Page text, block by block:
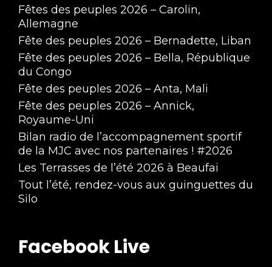
Fêtes des peuples 2026 – Carolin,
Allemagne
Fête des peuples 2026 – Bernadette, Liban
Fête des peuples 2026 – Bella, République
du Congo
Fête des peuples 2026 – Anta, Mali
Fête des peuples 2026 – Annick,
Royaume-Uni
Bilan radio de l’accompagnement sportif
de la MJC avec nos partenaires ! #2026
Les Terrasses de l’été 2026 à Beaufai
Tout l’été, rendez-vous aux guinguettes du
Silo
Facebook Live